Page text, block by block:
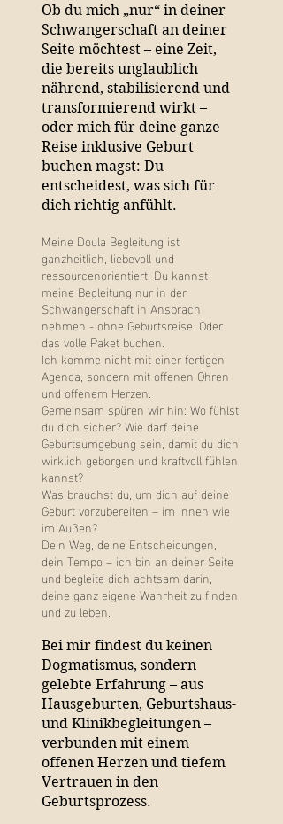
Ob du mich „nur“ in deiner
Schwangerschaft an deiner
Seite möchtest – eine Zeit,
die bereits unglaublich
nährend, stabilisierend und
transformierend wirkt –
oder mich für deine ganze
Reise inklusive Geburt
buchen magst: Du
entscheidest, was sich für
dich richtig anfühlt.
Meine Doula Begleitung ist
ganzheitlich, liebevoll und
ressourcenorientiert. Du kannst
meine Begleitung nur in der
Schwangerschaft in Ansprach
nehmen - ohne Geburtsreise. Oder
das volle Paket buchen.
Ich komme nicht mit einer fertigen
Agenda, sondern mit offenen Ohren
und offenem Herzen.
Gemeinsam spüren wir hin: Wo fühlst
du dich sicher? Wie darf deine
Geburtsumgebung sein, damit du dich
wirklich geborgen und kraftvoll fühlen
kannst?
Was brauchst du, um dich auf deine
Geburt vorzubereiten – im Innen wie
im Außen?
Dein Weg, deine Entscheidungen,
dein Tempo – ich bin an deiner Seite
und begleite dich achtsam darin,
deine ganz eigene Wahrheit zu finden
und zu leben.
Bei mir findest du keinen
Dogmatismus, sondern
gelebte Erfahrung – aus
Hausgeburten, Geburtshaus-
und Klinikbegleitungen –
verbunden mit einem
offenen Herzen und tiefem
Vertrauen in den
Geburtsprozess.